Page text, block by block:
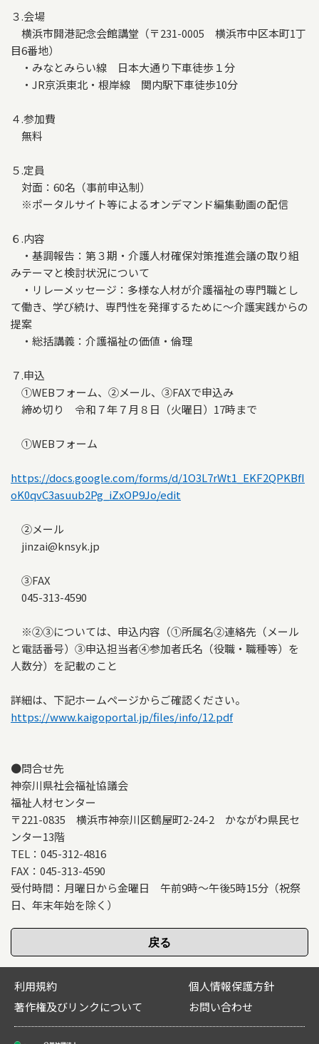
３.会場
横浜市開港記念会館講堂（〒231-0005 横浜市中区本町1丁
目6番地）
・みなとみらい線 日本大通り下車徒歩１分
・JR京浜東北・根岸線 関内駅下車徒歩10分
４.参加費
無料
５.定員
対面：60名（事前申込制）
※ポータルサイト等によるオンデマンド編集動画の配信
６.内容
・基調報告：第３期・介護人材確保対策推進会議の取り組
みテーマと検討状況について
・リレーメッセージ：多様な人材が介護福祉の専門職とし
て働き、学び続け、専門性を発揮するために～介護実践からの
提案
・総括講義：介護福祉の価値・倫理
７.申込
①WEBフォーム、②メール、③FAXで申込み
締め切り 令和７年７月８日（火曜日）17時まで
①WEBフォーム
https://docs.google.com/forms/d/1O3L7rWt1_EKF2QPKBfI
oK0qvC3asuub2Pg_iZxOP9Jo/edit
②メール
jinzai@knsyk.jp
③FAX
045-313-4590
※②③については、申込内容（①所属名②連絡先（メール
と電話番号）③申込担当者④参加者氏名（役職・職種等）を
人数分）を記載のこと
詳細は、下記ホームページからご確認ください。
https://www.kaigoportal.jp/files/info/12.pdf
●問合せ先
神奈川県社会福祉協議会
福祉人材センター
〒221-0835 横浜市神奈川区鶴屋町2-24-2 かながわ県民セ
ンター13階
TEL：045-312-4816
FAX：045-313-4590
受付時間：月曜日から金曜日 午前9時～午後5時15分（祝祭
日、年末年始を除く）
利用規約
個人情報保護方針
著作権及びリンクについて
お問い合わせ